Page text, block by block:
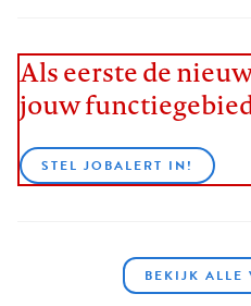
Als eerste de
jouw
STEL JOBALERT IN!
BEKIJK ALLE